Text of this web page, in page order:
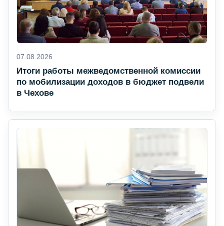
07.08.2026
Итоги работы межведомственной комиссии
по мобилизации доходов в бюджет подвели
в Чехове